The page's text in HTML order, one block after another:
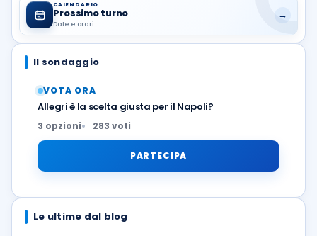
CALENDARIO
Prossimo turno
Date e orari
→
Il sondaggio
VOTA ORA
Allegri è la scelta giusta per il Napoli?
3 opzioni 283 voti
PARTECIPA
Le ultime dal blog